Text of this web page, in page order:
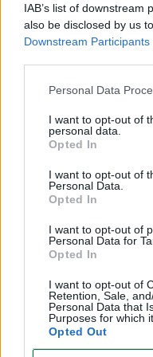
IAB’s list of downstream
also be disclosed by us
Downstream Participants
Personal Data
I want to opt-out of
personal data.
Opted In
I want to opt-out of
Personal Data.
Opted In
I want to opt-out of
Personal Data for
Opted In
I want to opt-out of
Retention, Sale,
Personal Data that
Purposes for which
Opted Out
del parto?
Sí. Después del
ardor suele
No obstante, si
teniendo síntomas,
Cuándo
reflujo
Si tienes muchas
consejos
alguna medicación,
compatible con el